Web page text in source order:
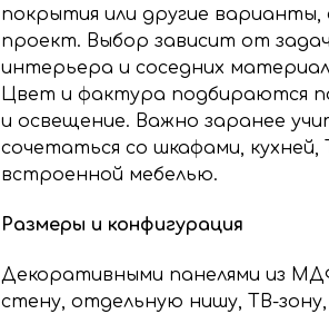
покрытия или другие варианты,
проект. Выбор зависит от
интерьера и соседних
Цвет и фактура подбираются
и освещение. Важно заранее
сочетаться со шкафами, кухней,
встроенной мебелью.
Размеры и конфигурация
Декоративными панелями из
стену, отдельную нишу, ТВ-